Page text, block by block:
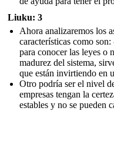
Liuku: 3
Ahora analizaremos los
características como
para conocer las leyes o
madurez del sistema,
que están invirtiendo en
Otro podría ser el nivel
empresas tengan la
estables y no se pueden